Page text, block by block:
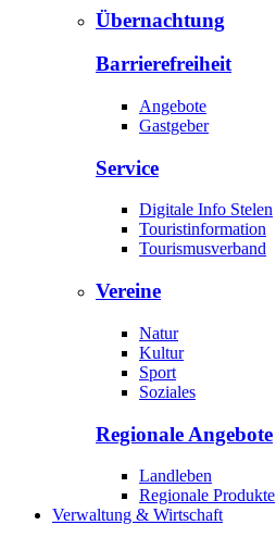
Übernachtung
Barrierefreiheit
Angebote
Gastgeber
Service
Digitale Info Stelen
Touristinformation
Tourismusverband
Vereine
Natur
Kultur
Sport
Soziales
Regionale Angebote
Landleben
Regionale Produkte
Verwaltung & Wirtschaft